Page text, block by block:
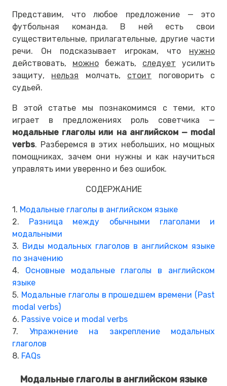
Представим, что любое предложение — это
футбольная команда. В ней есть свои
существительные, прилагательные, другие части
речи. Он подсказывает игрокам, что нужно
действовать, можно бежать, следует усилить
защиту, нельзя молчать, стоит поговорить с
судьей.
В этой статье мы познакомимся с теми, кто
играет в предложениях роль советчика —
модальные глаголы или на английском — modal
verbs. Разберемся в этих небольших, но мощных
помощниках, зачем они нужны и как научиться
управлять ими уверенно и без ошибок.
СОДЕРЖАНИЕ
1. Модальные глаголы в английском языке
2. Разница между обычными глаголами и
модальными
3. Виды модальных глаголов в английском языке
по значению
4. Основные модальные глаголы в английском
языке
5. Модальные глаголы в прошедшем времени (Past
modal verbs)
6. Passive voice и modal verbs
7. Упражнение на закрепление модальных
глаголов
8. FAQs
Модальные глаголы в английском языке